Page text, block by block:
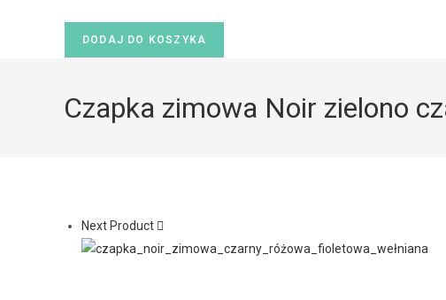
DODAJ DO KOSZYKA
Czapka zimowa Noir zielono
Next Product